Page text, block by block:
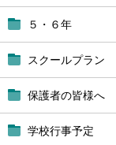
５・６年
スクールプラン
保護者の皆様へ
学校行事予定